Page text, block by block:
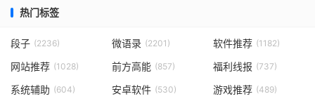
热门标签
段子 (2236) 微语录 (2201) 软件推荐 (1182)
网站推荐 (1028) 前方高能 (857) 福利线报 (737)
系统辅助 (604) 安卓软件 (530) 游戏推荐 (489)